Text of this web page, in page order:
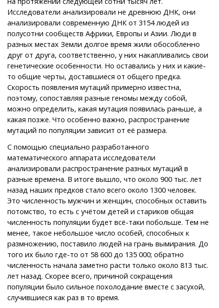
Исследователи анализировали не древнюю ДНК, они
анализировали современную ДНК от 3154 людей из
полусотни сообществ Африки, Европы и Азии. Люди в
разных местах Земли долгое время жили обособленно
друг от друга, соответственно, у них накапливались свои
генетические особенности. Но оставались у них и какие-
то общие черты, доставшиеся от общего предка.
Скорость появления мутаций примерно известна,
поэтому, сопоставляя разные геномы между собой,
можно определить, какая мутация появилась раньше, а
какая позже. Что особенно важно, распространение
мутаций по популяции зависит от её размера.
С помощью специально разработанного
математического аппарата исследователи
анализировали распространение разных мутаций в
разные времена. В итоге вышло, что около 900 тыс. лет
назад наших предков стало всего около 1300 человек.
Это численность мужчин и женщин, способных оставить
потомство, то есть с учётом детей и стариков общая
численность популяции будет всё-таки побольше. Тем не
менее, такое небольшое число особей, способных к
размножению, поставило людей на грань вымирания. До
того их было где-то от 58 600 до 135 000; обратно
численность начала заметно расти только около 813 тыс.
лет назад. Скорее всего, причиной сокращения
популяции было сильное похолодание вместе с засухой,
случившиеся как раз в то время.